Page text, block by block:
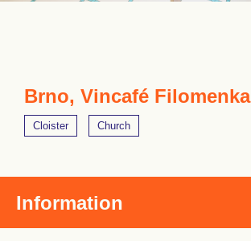
Brno, Vincafé Filomenka
Cloister Church
Information